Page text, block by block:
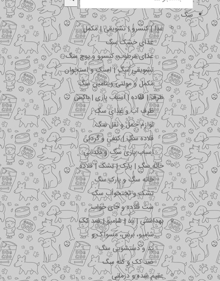
سگ
غذا | کنسرو | تشویقی | مکمل
غذای خشک سگ
غذای مرطوب، کنسرو و پوچ سگ
تشویقی سگ | اسنک و استخوان
مکمل و مولتی ویتامین سگ
ظرف | قلاده | اسباب بازی | باکس
ظرف آب و غذای سگ
لوازم حمل و نقل سگ
قلاده سگ | کتفی و گردنی
اسباب بازی سگ و دندانی
خانه سگ | پارک | تشک | قلاده
خانه سگ و پارک سگ
تشک و تختخواب سگ
ست قلاده و جای خواب
بهداشتی | پد | شامپو | ضد کک
شامپو، برس، مسواک و …
پد و دستشویی سگ
ضد کک و کنه سگ
عقیم شده و درمانی